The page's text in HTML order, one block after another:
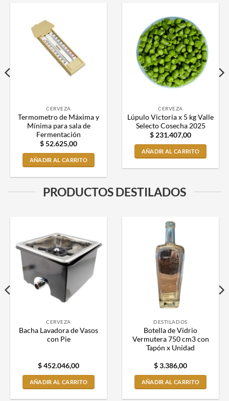
CERVEZA
Termometro de Máxima y
Mínima para sala de
Fermentación
$52.625,00
AÑADIR AL CARRITO
CERVEZA
Lúpulo Victoria x 5 kg Valle
Selecto Cosecha 2025
$ 231.407,00
AÑADIR AL CARRITO
PRODUCTOS DESTILADOS
CERVEZA
Bacha Lavadora de Vasos
con Pie
$452.046,00
AÑADIR AL CARRITO
DESTILADOS
Botella de Vidrio
Vermutera 750 cm3 con
Tapón x Unidad
$3.386,00
AÑADIR AL CARRITO